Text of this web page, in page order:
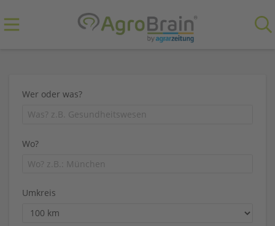
Wer oder was?
Wo?
Umkreis